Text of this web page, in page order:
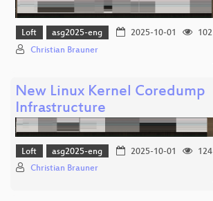
Loft asg2025-eng 2025-10-01
102
Christian Brauner
New Linux Kernel Coredump
Infrastructure
Loft asg2025-eng 2025-10-01
124
Christian Brauner